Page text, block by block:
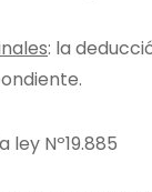
: la
Nº19.885